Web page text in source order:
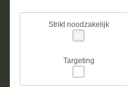
elkaar gelegen
tot één ruim en
Strikt noodzakelijk
Targeting